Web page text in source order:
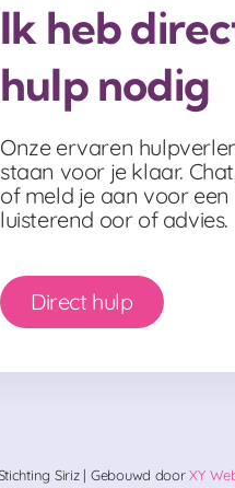
Ik heb
hulp nodig
Onze ervaren
staan voor je klaar.
of meld je aan voor een
luisterend oor of advies.
Direct hulp
Siriz | Gebouwd doorXY